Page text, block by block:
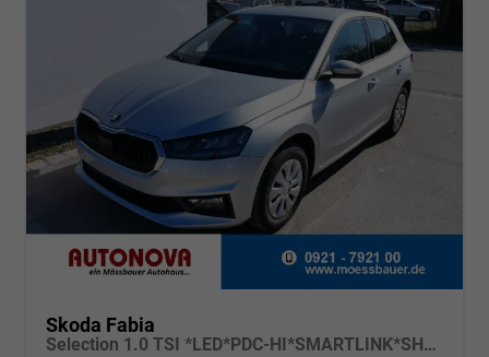
Skoda Fabia
Selection 1.0 TSI *LED*PDC-HI*SMARTLINK*SHZ*BLUETOOTH*FRONT-ASSIST